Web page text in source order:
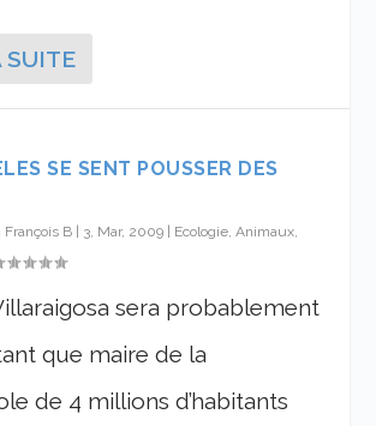
SUITE
SE SENT POUSSER DES
François B | 3, Mar, 2009 | Ecologie, Animaux,
sera probablement
que maire de la
de 4 millions d’habitants